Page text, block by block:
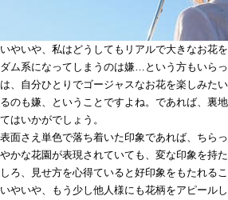
いやいや、私はどうしてもリアルで大きなお花
ダム系になってしまうのは嫌…という方もいら
は、自分ひとりでゴージャスなお花を楽しみた
るのも嫌、ということですよね。であれば、裏
てはいかがでしょう。
表面さえ単色で落ち着いた印象であれば、ちら
やかな花園が表現されていても、変な印象を持
しろ、見せ方を心得ていると好印象をもたれるこ
いやいや、もう少し他人様にも花柄をアピール